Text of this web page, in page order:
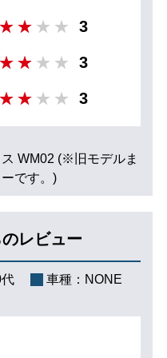
3
3
3
WM02 (※旧モデルま
です。)
レビュー
車種： NONE